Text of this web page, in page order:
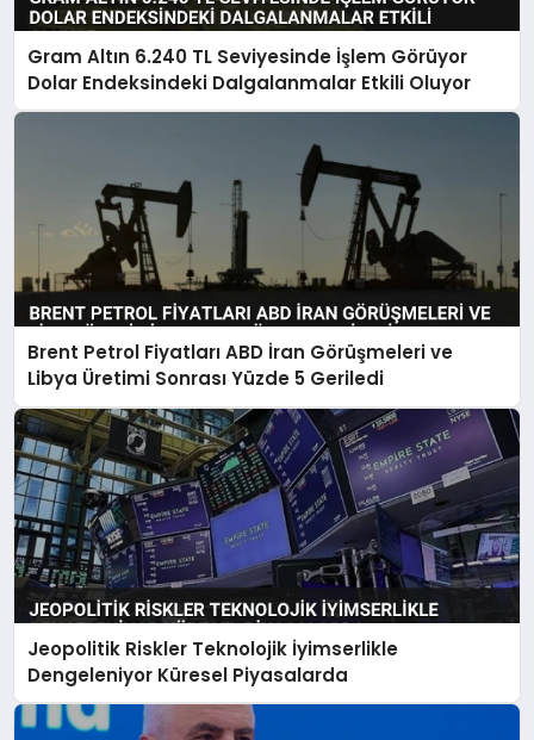
Gram Altın 6.240 TL Seviyesinde İşlem Görüyor
Dolar Endeksindeki Dalgalanmalar Etkili Oluyor
Brent Petrol Fiyatları ABD İran Görüşmeleri ve
Libya Üretimi Sonrası Yüzde 5 Geriledi
Jeopolitik Riskler Teknolojik İyimserlikle
Dengeleniyor Küresel Piyasalarda